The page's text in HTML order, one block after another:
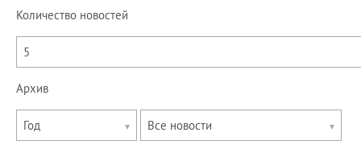
Количество новостей
5
Архив
Укажите
год
Год
Укажите
месяц
Все новости